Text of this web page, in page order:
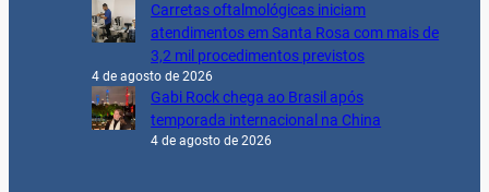
Carretas oftalmológicas iniciam
atendimentos em Santa Rosa com mais de
3,2 mil procedimentos previstos
4 de agosto de 2026
Gabi Rock chega ao Brasil após
temporada internacional na China
4 de agosto de 2026